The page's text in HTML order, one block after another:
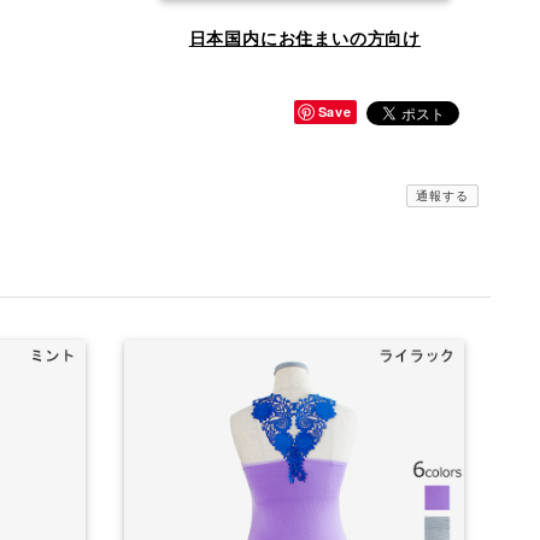
日本国内にお住まいの方向け
Save
通報する